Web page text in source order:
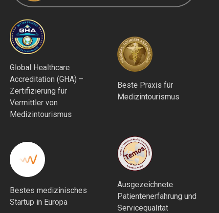
Global Healthcare
Accreditation (GHA) –
Zertifizierung für
Vermittler von
Medizintourismus
Beste Praxis für
Medizintourismus
Bestes medizinisches
Startup in Europa
Ausgezeichnete
Patientenerfahrung und
Servicequalität